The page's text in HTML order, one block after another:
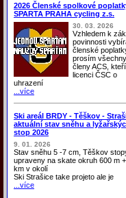
2026 Členské spolkové
SPARTA PRAHA cycling z.s.
30. 03. 2026
Vzhledem k
povinnosti
členské
prosím všechny
členy ACS,
licenci ČSC o
uhrazení
...více
Ski areál BRDY - Těškov -
aktuální stav sněhu a
stop 2026
9. 01. 2026
Stav sněhu 5 -7 cm, Těškov
upraveny na skate okruh 600 m
km v okolí
Ski Strašice take projeto ale je
...více